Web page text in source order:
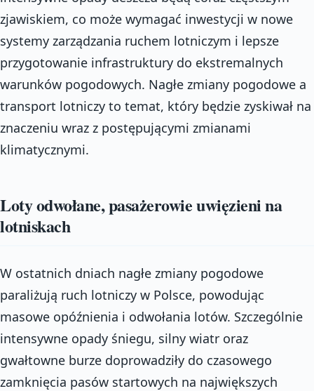
zjawiskiem, co może wymagać inwestycji w nowe
systemy zarządzania ruchem lotniczym i lepsze
przygotowanie infrastruktury do ekstremalnych
warunków pogodowych. Nagłe zmiany pogodowe a
transport lotniczy to temat, który będzie zyskiwał na
znaczeniu wraz z postępującymi zmianami
klimatycznymi.
Loty odwołane, pasażerowie uwięzieni na
lotniskach
W ostatnich dniach nagłe zmiany pogodowe
paraliżują ruch lotniczy w Polsce, powodując
masowe opóźnienia i odwołania lotów. Szczególnie
intensywne opady śniegu, silny wiatr oraz
gwałtowne burze doprowadziły do czasowego
zamknięcia pasów startowych na największych